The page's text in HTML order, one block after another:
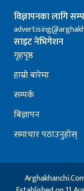
विज्ञापनका लागि
साइट नेभिगेशन
गृहपृष्ठ
हाम्रो बारेमा
सम्पर्क
बिज्ञापन
समाचार पठाउनुहोस्